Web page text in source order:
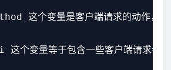
这个变量是客户端请求的动作，通
个变量等于包含一些客户端请求参